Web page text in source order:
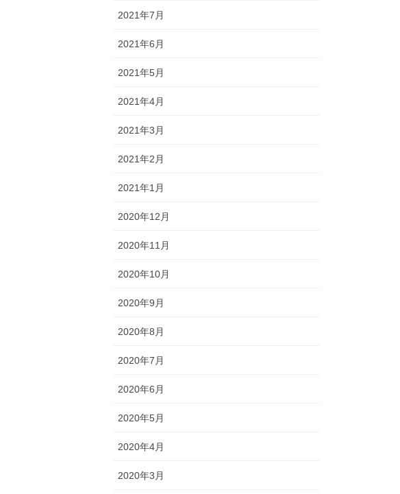
2021年7月
2021年6月
2021年5月
2021年4月
2021年3月
2021年2月
2021年1月
2020年12月
2020年11月
2020年10月
2020年9月
2020年8月
2020年7月
2020年6月
2020年5月
2020年4月
2020年3月